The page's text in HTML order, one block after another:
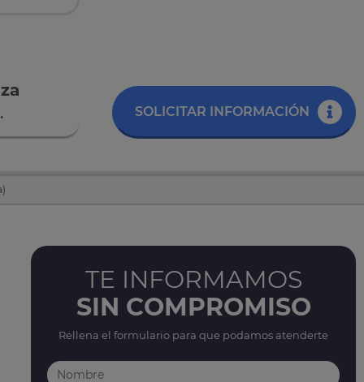
SOLICITAR INFORMACIÓN
TE INFORMAMOS
SIN COMPROMISO
Rellena el formulario para que podamos atenderte